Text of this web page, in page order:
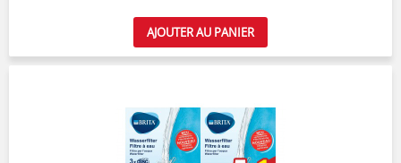
AJOUTER AU PANIER